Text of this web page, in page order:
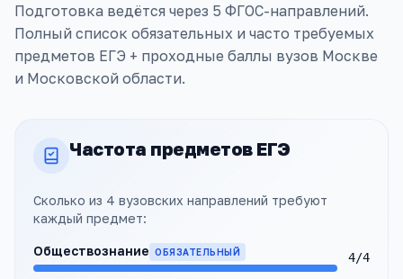
Подготовка ведётся через 5 ФГОС-направлений.
Полный список обязательных и часто требуемых
предметов ЕГЭ + проходные баллы вузов Москве
и Московской области.
Частота предметов ЕГЭ
Сколько из 4 вузовских направлений требуют
каждый предмет:
Обществознание ОБЯЗАТЕЛЬНЫЙ 4/4